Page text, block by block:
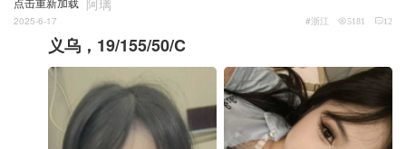
阿璃
2025-6-17 12
5181
#浙江
义乌，19/155/50/C